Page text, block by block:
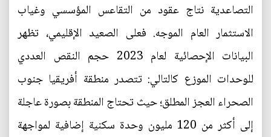
التصاعدية نتاج عقود من التقاعس المؤسسي وغياب
الاستثمار العام الموجه. فعلى الصعيد الإقليمي، تظهر
البيانات الإحصائية لعام 2023 حجم النقص العددي
للوحدات الموزع كالتالي: تتصدر منطقة أفريقيا جنوب
الصحراء العجز المطلق؛ حيث تحتاج المنطقة بصورة عاجلة
إلى أكثر من 120 مليون وحدة سكنية إضافية لمواجهة